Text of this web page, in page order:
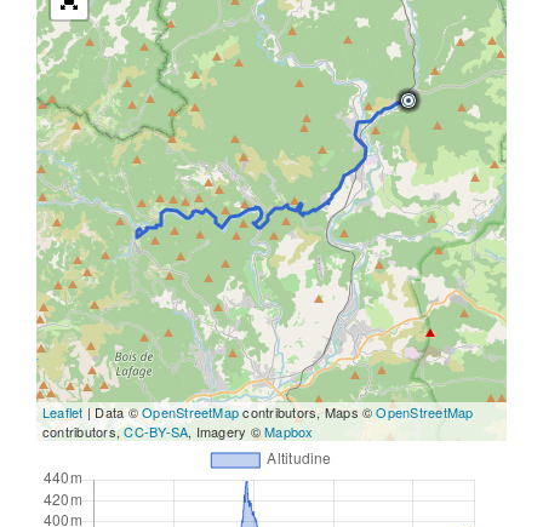
Leaflet| Data ©OpenStreetMapcontributors, Maps ©OpenStreetMap
contributors,CC-BY-SA, Imagery ©Mapbox